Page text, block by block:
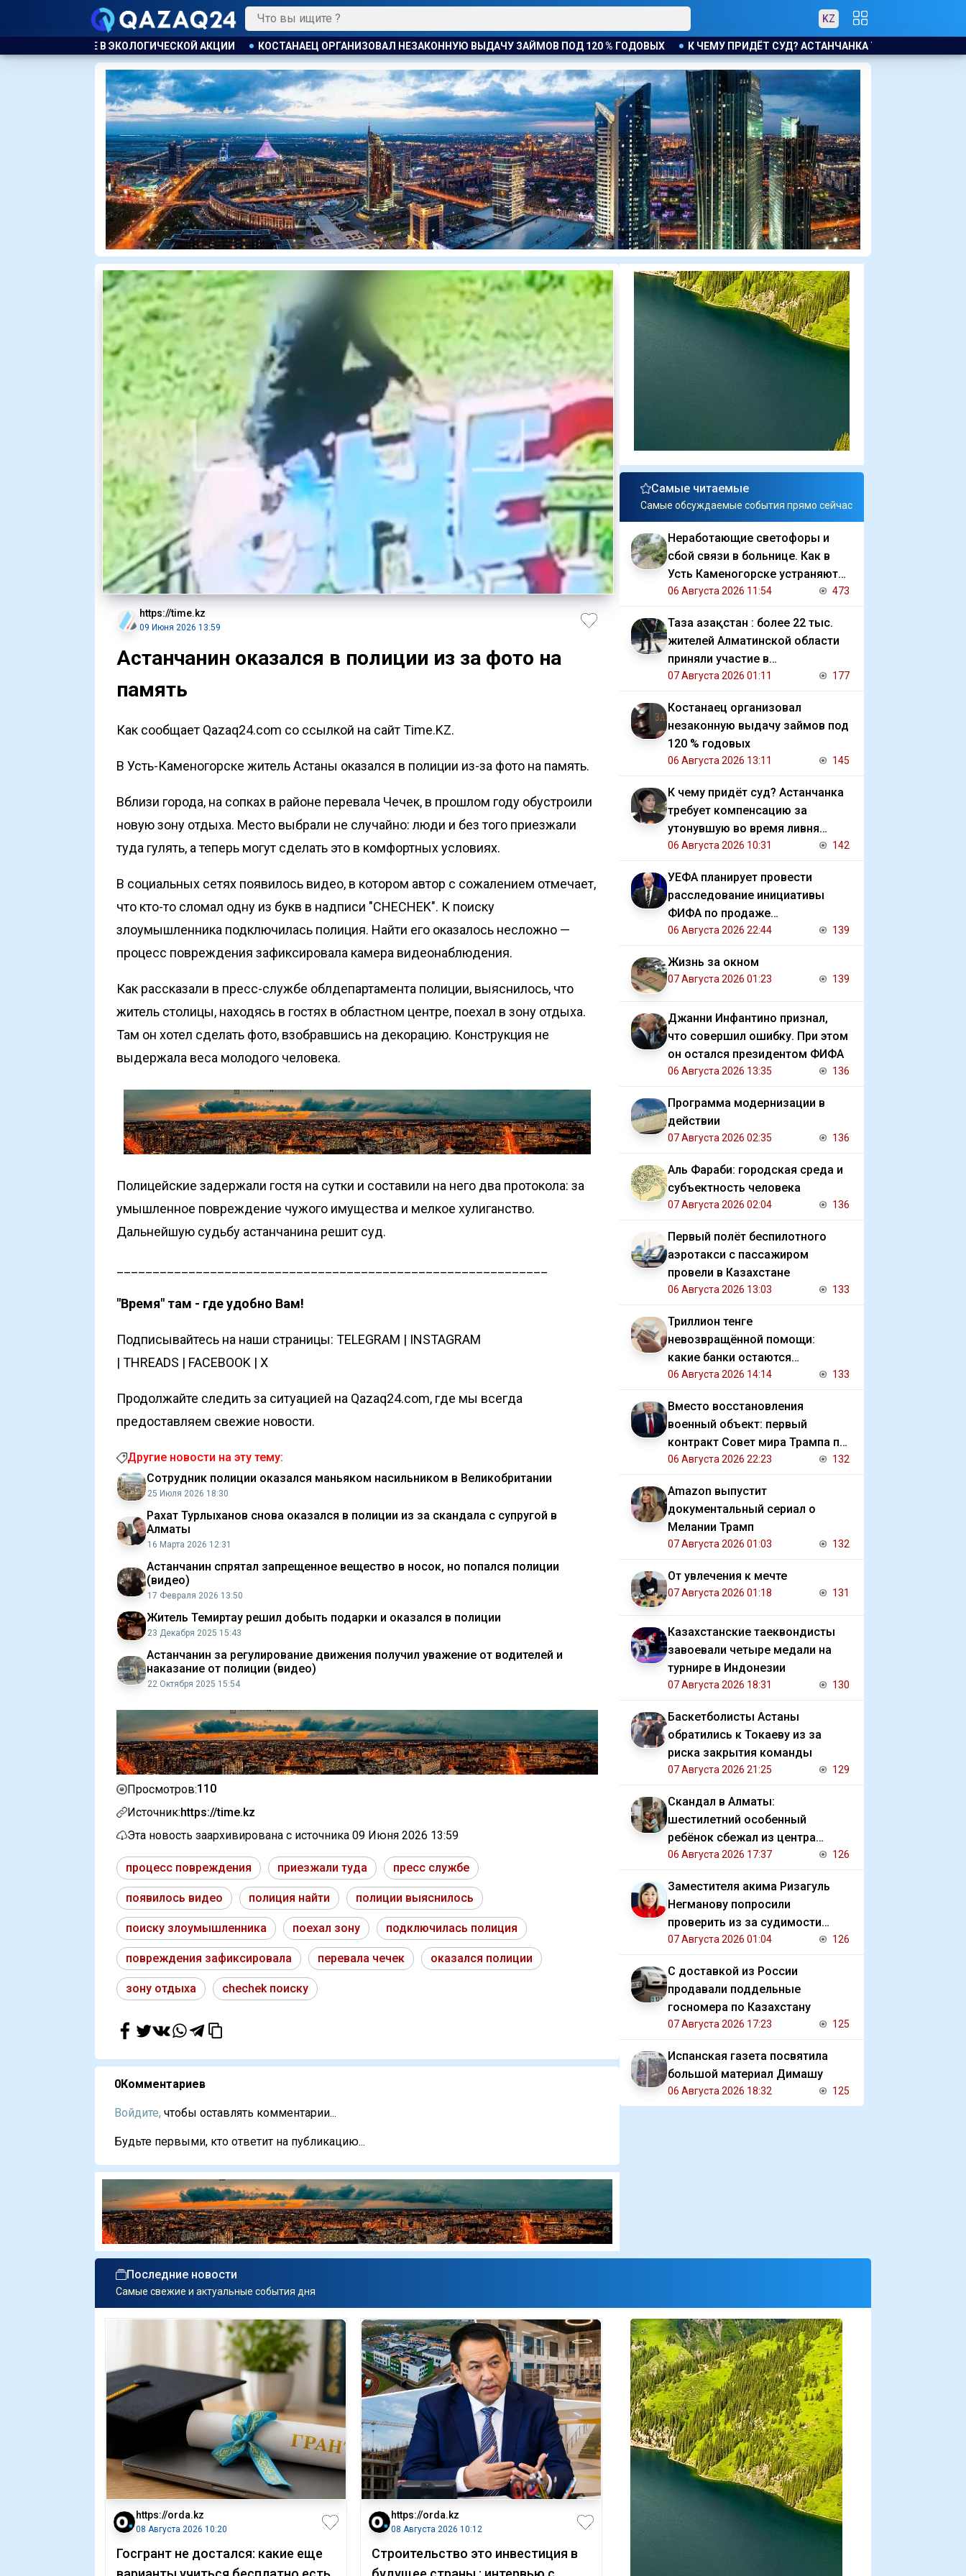
KZ
КОСТАНАЕЦ ОРГАНИЗОВАЛ НЕЗАКОННУЮ ВЫДАЧУ ЗАЙМОВ ПОД 120 % ГОДОВЫХ К ЧЕМУ ПРИДЁТ СУД? АСТАНЧАНКА ТРЕБУЕТ КОМПЕНСАЦИЮ ЗА УТОНУВШУЮ ВО ВРЕМЯ
https://time.kz
09 Июня 2026 13:59
Астанчанин оказался в полиции из за фото на
память
Как сообщает Qazaq24.com со ссылкой на сайт Time.KZ.
В Усть-Каменогорске житель Астаны оказался в полиции из-за фото на память.
Вблизи города, на сопках в районе перевала Чечек, в прошлом году обустроили
новую зону отдыха. Место выбрали не случайно: люди и без того приезжали
туда гулять, а теперь могут сделать это в комфортных условиях.
В социальных сетях появилось видео, в котором автор с сожалением отмечает,
что кто-то сломал одну из букв в надписи "CHECHEK". К поиску
злоумышленника подключилась полиция. Найти его оказалось несложно —
процесс повреждения зафиксировала камера видеонаблюдения.
Как рассказали в пресс-службе облдепартамента полиции, выяснилось, что
житель столицы, находясь в гостях в областном центре, поехал в зону отдыха.
Там он хотел сделать фото, взобравшись на декорацию. Конструкция не
выдержала веса молодого человека.
Полицейские задержали гостя на сутки и составили на него два протокола: за
умышленное повреждение чужого имущества и мелкое хулиганство.
Дальнейшую судьбу астанчанина решит суд.
"Время" там - где удобно Вам!
Подписывайтесь на наши страницы: TELEGRAM | INSTAGRAM
| THREADS | FACEBOOK | X
Продолжайте следить за ситуацией на Qazaq24.com, где мы всегда
предоставляем свежие новости.
Другие новости на эту тему:
Сотрудник полиции оказался маньяком насильником в Великобритании
25 Июля 2026 18:30
Рахат Турлыханов снова оказался в полиции из за скандала с супругой в
Алматы
16 Марта 2026 12:31
Астанчанин спрятал запрещенное вещество в носок, но попался полиции
(видео)
17 Февраля 2026 13:50
Житель Темиртау решил добыть подарки и оказался в полиции
23 Декабря 2025 15:43
Астанчанин за регулирование движения получил уважение от водителей и
наказание от полиции (видео)
22 Октября 2025 15:54
Просмотров:110
Источник:https://time.kz
Эта новость заархивирована с источника 09 Июня 2026 13:59
процесс повреждения приезжали туда пресс службе
появилось видео полиция найти полиции выяснилось
поиску злоумышленника поехал зону подключилась полиция
повреждения зафиксировала перевала чечек оказался полиции
зону отдыха chechek поиску
0Комментариев
Войдите, чтобы оставлять комментарии...
Будьте первыми, кто ответит на публикацию...
Самые читаемые
Самые обсуждаемые события прямо сейчас
Неработающие светофоры и
сбой связи в больнице. Как в
Усть Каменогорске устраняют
последствия ливня
06 Августа 2026 11:54 473
Таза Қазақстан : более 22 тыс.
жителей Алматинской области
приняли участие в
экологической акции
07 Августа 2026 01:11 177
Костанаец организовал
незаконную выдачу займов под
120 % годовых
06 Августа 2026 13:11 145
К чему придёт суд? Астанчанка
требует компенсацию за
утонувшую во время ливня
иномарку
06 Августа 2026 10:31 142
УЕФА планирует провести
расследование инициативы
ФИФА по продаже
коммерческих прав на ЧМ
06 Августа 2026 22:44 139
Жизнь за окном
07 Августа 2026 01:23 139
Джанни Инфантино признал,
что совершил ошибку. При этом
он остался президентом ФИФА
06 Августа 2026 13:35 136
Программа модернизации в
действии
07 Августа 2026 02:35 136
Аль Фараби: городская среда и
субъектность человека
07 Августа 2026 02:04 136
Первый полёт беспилотного
аэротакси с пассажиром
провели в Казахстане
06 Августа 2026 13:03 133
Триллион тенге
невозвращённой помощи:
какие банки остаются
должниками государства
06 Августа 2026 14:14 133
Вместо восстановления
военный объект: первый
контракт Совет мира Трампа по
Газе
06 Августа 2026 22:23 132
Amazon выпустит
документальный сериал о
Мелании Трамп
07 Августа 2026 01:03 132
От увлечения к мечте
07 Августа 2026 01:18 131
Казахстанские таеквондисты
завоевали четыре медали на
турнире в Индонезии
07 Августа 2026 18:31 130
Баскетболисты Астаны
обратились к Токаеву из за
риска закрытия команды
07 Августа 2026 21:25 129
Скандал в Алматы:
шестилетний особенный
ребёнок сбежал из центра
реабилитации и потерялся
06 Августа 2026 17:37 126
Заместителя акима Ризагуль
Негманову попросили
проверить из за судимости
сестры
07 Августа 2026 01:04 126
С доставкой из России
продавали поддельные
госномера по Казахстану
07 Августа 2026 17:23 125
Испанская газета посвятила
большой материал Димашу
06 Августа 2026 18:32 125
Последние новости
Самые свежие и актуальные события дня
https://orda.kz
08 Августа 2026 10:20
Госгрант не достался: какие еще
https://orda.kz
08 Августа 2026 10:12
Строительство это инвестиция в